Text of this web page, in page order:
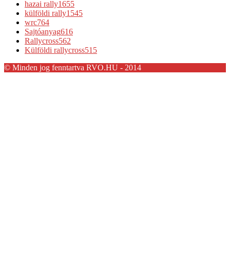
hazai rally1655
külföldi rally1545
wrc764
Sajtóanyag616
Rallycross562
Külföldi rallycross515
© Minden jog fenntartva RVO.HU - 2014